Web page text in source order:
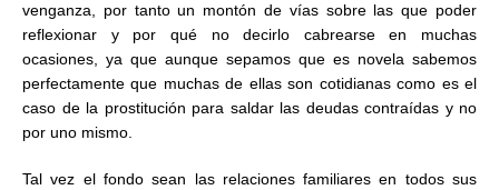
venganza, por tanto un montón de vías sobre las que poder
reflexionar y por qué no decirlo cabrearse en muchas
ocasiones, ya que aunque sepamos que es novela sabemos
perfectamente que muchas de ellas son cotidianas como es el
caso de la prostitución para saldar las deudas contraídas y no
por uno mismo.
Tal vez el fondo sean las relaciones familiares en todos sus